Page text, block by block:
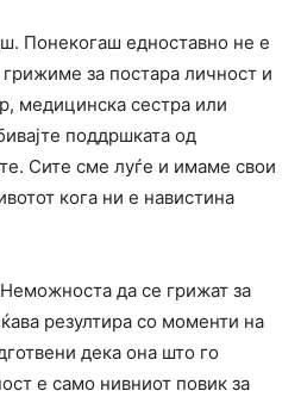
Понекогаш едноставно не е
за постара личност и
медицинска сестра или
поддршката од
Сите сме луѓе и имаме свои
кога ни е навистина
да се грижат за
резултира со моменти на
дека она што го
е само нивниот повик за